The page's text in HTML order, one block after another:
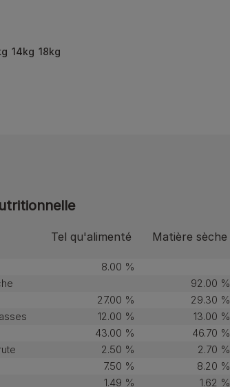
14kg 18kg
Tel qu'alimenté Matière sèche
8.00 %
92.00 %
27.00 % 29.30 %
12.00 % 13.00 %
43.00 % 46.70 %
2.50 % 2.70 %
7.50 % 8.20 %
1.49 % 1.62 %